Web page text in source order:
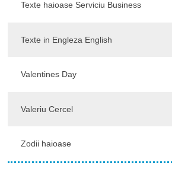
Texte haioase Serviciu Business
Texte in Engleza English
Valentines Day
Valeriu Cercel
Zodii haioase